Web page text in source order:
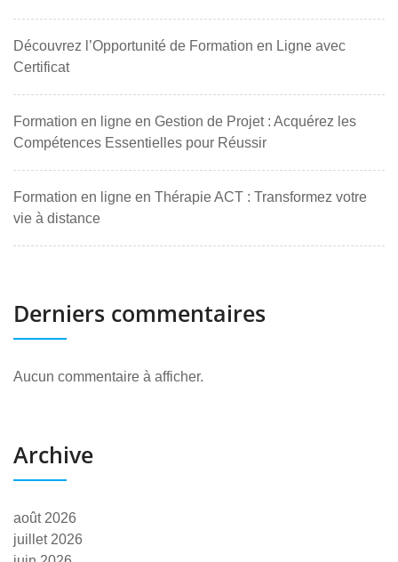
Découvrez l’Opportunité de Formation en Ligne avec
Certificat
Formation en ligne en Gestion de Projet : Acquérez les
Compétences Essentielles pour Réussir
Formation en ligne en Thérapie ACT : Transformez votre
vie à distance
Derniers commentaires
Aucun commentaire à afficher.
Archive
août 2026
juillet 2026